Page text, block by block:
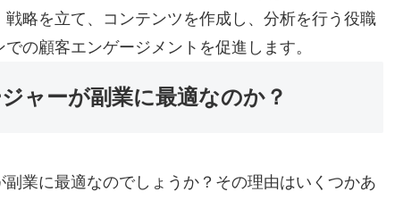
略を立て、コンテンツを作成し、分析を行う役職
の顧客エンゲージメントを促進します。
ャーが副業に最適なのか？
業に最適なのでしょうか？その理由はいくつかあ